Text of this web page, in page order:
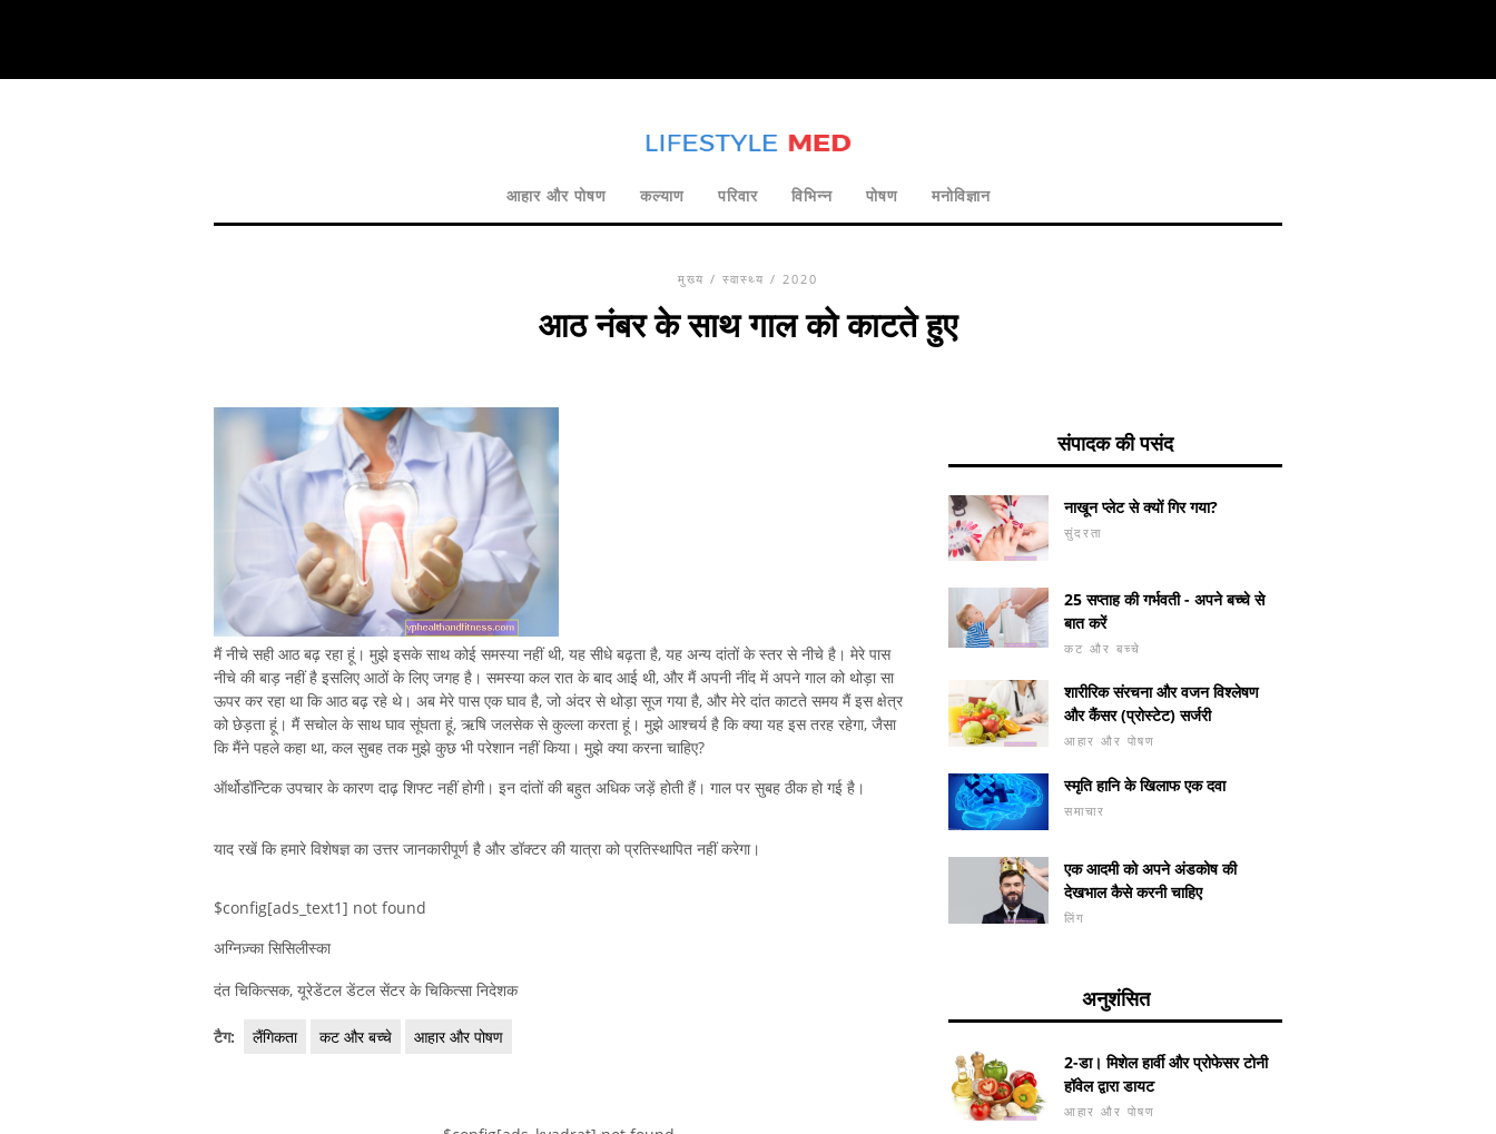
आहार और पोषण कल्याण परिवार विभिन्न पोषण मनोविज्ञान
मुख्य / स्वास्थ्य / 2020
आठ नंबर के साथ गाल को काटते हुए
मैं नीचे सही आठ बढ़ रहा हूं। मुझे इसके साथ कोई समस्या नहीं थी, यह सीधे बढ़ता है, यह अन्य दांतों के स्तर से नीचे है। मेरे पास
नीचे की बाड़ नहीं है इसलिए आठों के लिए जगह है। समस्या कल रात के बाद आई थी, और मैं अपनी नींद में अपने गाल को थोड़ा सा
ऊपर कर रहा था कि आठ बढ़ रहे थे। अब मेरे पास एक घाव है, जो अंदर से थोड़ा सूज गया है, और मेरे दांत काटते समय मैं इस क्षेत्र
को छेड़ता हूं। मैं सचोल के साथ घाव सूंघता हूं, ऋषि जलसेक से कुल्ला करता हूं। मुझे आश्चर्य है कि क्या यह इस तरह रहेगा, जैसा
कि मैंने पहले कहा था, कल सुबह तक मुझे कुछ भी परेशान नहीं किया। मुझे क्या करना चाहिए?
ऑर्थोडॉन्टिक उपचार के कारण दाढ़ शिफ्ट नहीं होगी। इन दांतों की बहुत अधिक जड़ें होती हैं। गाल पर सुबह ठीक हो गई है।
याद रखें कि हमारे विशेषज्ञ का उत्तर जानकारीपूर्ण है और डॉक्टर की यात्रा को प्रतिस्थापित नहीं करेगा।
$config[ads_text1] not found
अग्निज़्का सिसिलीस्का
दंत चिकित्सक, यूरेडेंटल डेंटल सेंटर के चिकित्सा निदेशक
टैग: लैंगिकता कट और बच्चे आहार और पोषण
संपादक की पसंद
नाखून प्लेट से क्यों गिर गया?
सुंदरता
25 सप्ताह की गर्भवती - अपने बच्चे से
बात करें
कट और बच्चे
शारीरिक संरचना और वजन विश्लेषण
और कैंसर (प्रोस्टेट) सर्जरी
आहार और पोषण
स्मृति हानि के खिलाफ एक दवा
समाचार
एक आदमी को अपने अंडकोष की
देखभाल कैसे करनी चाहिए
लिंग
अनुशंसित
2-डा। मिशेल हार्वी और प्रोफेसर टोनी
हॉवेल द्वारा डायट
आहार और पोषण